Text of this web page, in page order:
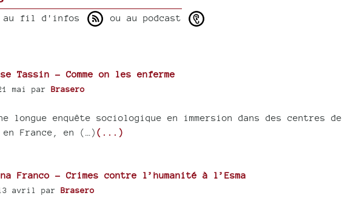
au fil d'infos ou au podcast
Tassin - Comme on les enferme
mai par Brasero
longue enquête sociologique en immersion dans des centres de
France, en (…) (...)
Franco - Crimes contre l’humanité à l’Esma
avril par Brasero